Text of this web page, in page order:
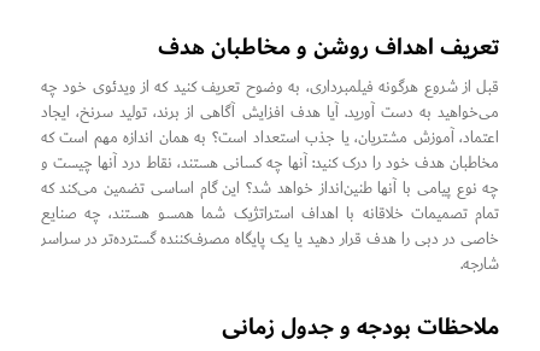
تعریف اهداف روشن و مخاطبان هدف
قبل از شروع هرگونه فیلمبرداری، به وضوح تعریف کنید که از ویدئوی خود چه
می‌خواهید به دست آورید. آیا هدف افزایش آگاهی از برند، تولید سرنخ، ایجاد
اعتماد، آموزش مشتریان، یا جذب استعداد است؟ به همان اندازه مهم است که
مخاطبان هدف خود را درک کنید: آنها چه کسانی هستند، نقاط درد آنها چیست و
چه نوع پیامی با آنها طنین‌انداز خواهد شد؟ این گام اساسی تضمین می‌کند که
تمام تصمیمات خلاقانه با اهداف استراتژیک شما همسو هستند، چه صنایع
خاصی در دبی را هدف قرار دهید یا یک پایگاه مصرف‌کننده گسترده‌تر در سراسر
شارجه.
ملاحظات بودجه و جدول زمانی